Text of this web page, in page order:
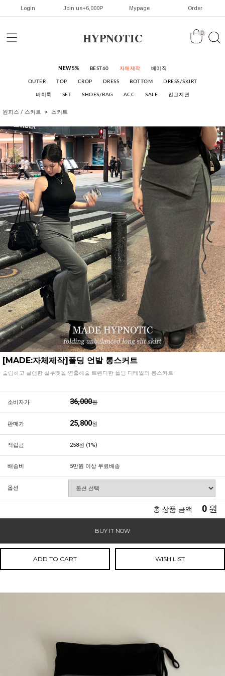
Login Join us+6,000P Mypage Order
HYPNOTIC 0
NEW5% BEST60 자체제작 베이직
OUTER TOP CROP DRESS BOTTOM DRESS/SKIRT
비치룩 SET SHOES/BAG ACC SALE 입고지연
원피스 / 스커트 스커트
[MADE:자체제작]폴딩 언발 롱스커트
슬림하고 글램한 실루엣을 연출해줄 트렌디한 폴딩 디테일의 롱스커트!
소비자가 36,000원
판매가 25,800원
적립금 258원 (1%)
배송비 5만원 이상 무료배송
옵션
총 상품 금액 0 원
BUY IT NOW
ADD TO CART WISH LIST